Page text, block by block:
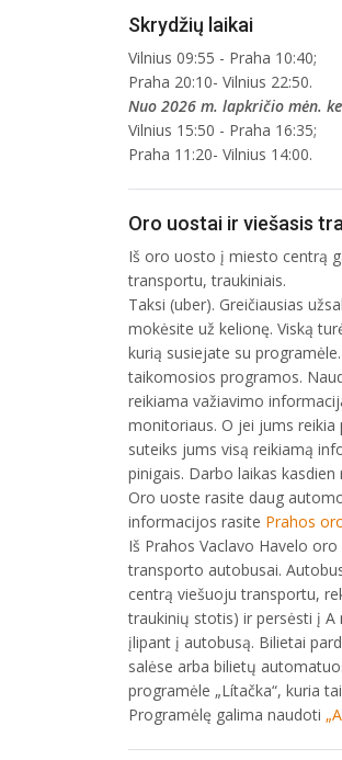
Skrydžių laikai
Vilnius 09:55 - Praha 10:40;
Praha 20:10- Vilnius 22:50.
Nuo 2026 m. lapkričio mėn.
Vilnius 15:50 - Praha 16:35;
Praha 11:20- Vilnius 14:00.
Oro uostai ir viešasis
Iš oro uosto į miesto centrą
transportu, traukiniais.
Taksi (uber). Greičiausias
mokėsite už kelionę. Viską
kurią susiejate su
taikomosios programos.
reikiama važiavimo
monitoriaus. O jei jums reikia
suteiks jums visą reikiamą
pinigais. Darbo laikas kasdien
Oro uoste rasite daug
informacijos rasite Prahos
Iš Prahos Vaclavo Havelo
transporto autobusai.
centrą viešuoju transportu,
traukinių stotis) ir persėsti į
įlipant į autobusą. Bilietai
salėse arba bilietų
programėle „Lítačka“, kuria
Programėlę galima naudoti